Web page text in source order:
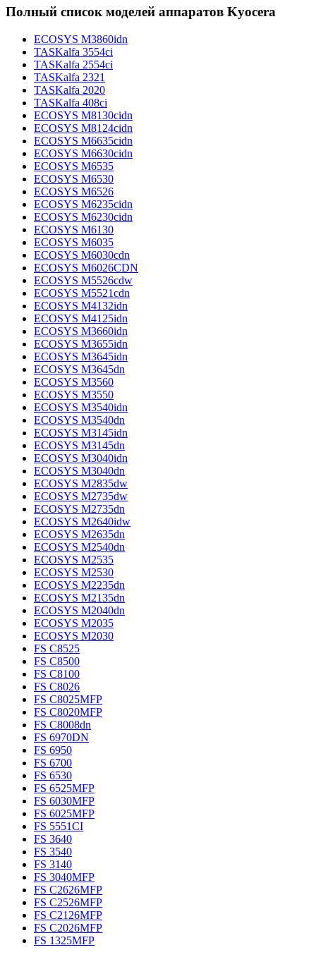
Полный список моделей аппаратов Kyocera
ECOSYS M3860idn
TASKalfa 3554ci
TASKalfa 2554ci
TASKalfa 2321
TASKalfa 2020
TASKalfa 408ci
ECOSYS M8130cidn
ECOSYS M8124cidn
ECOSYS M6635cidn
ECOSYS M6630cidn
ECOSYS M6535
ECOSYS M6530
ECOSYS M6526
ECOSYS M6235cidn
ECOSYS M6230cidn
ECOSYS M6130
ECOSYS M6035
ECOSYS M6030cdn
ECOSYS M6026CDN
ECOSYS M5526cdw
ECOSYS M5521cdn
ECOSYS M4132idn
ECOSYS M4125idn
ECOSYS M3660idn
ECOSYS M3655idn
ECOSYS M3645idn
ECOSYS M3645dn
ECOSYS M3560
ECOSYS M3550
ECOSYS M3540idn
ECOSYS M3540dn
ECOSYS M3145idn
ECOSYS M3145dn
ECOSYS M3040idn
ECOSYS M3040dn
ECOSYS M2835dw
ECOSYS M2735dw
ECOSYS M2735dn
ECOSYS M2640idw
ECOSYS M2635dn
ECOSYS M2540dn
ECOSYS M2535
ECOSYS M2530
ECOSYS M2235dn
ECOSYS M2135dn
ECOSYS M2040dn
ECOSYS M2035
ECOSYS M2030
FS C8525
FS C8500
FS C8100
FS C8026
FS C8025MFP
FS C8020MFP
FS C8008dn
FS 6970DN
FS 6950
FS 6700
FS 6530
FS 6525MFP
FS 6030MFP
FS 6025MFP
FS 5551CI
FS 3640
FS 3540
FS 3140
FS 3040MFP
FS C2626MFP
FS C2526MFP
FS C2126MFP
FS C2026MFP
FS 1325MFP